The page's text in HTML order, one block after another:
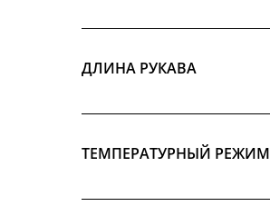
ДЛИНА РУКАВА
ТЕМПЕРАТУРНЫЙ РЕЖИМ